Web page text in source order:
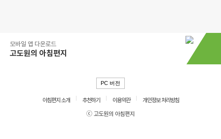
모바일 앱 다운로드
고도원의 아침편지
PC 버전
아침편지 소개 추천하기 이용약관
개인정보 처리방침
ⓒ 고도원의 아침편지